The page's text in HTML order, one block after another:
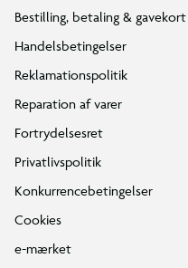
Bestilling, betaling & gavekort
Handelsbetingelser
Reklamationspolitik
Reparation af varer
Fortrydelsesret
Privatlivspolitik
Konkurrencebetingelser
Cookies
e-mærket